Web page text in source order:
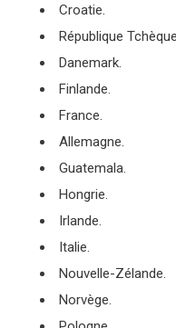
Croatie.
République
Danemark.
Finlande.
France.
Allemagne.
Guatemala.
Hongrie.
Irlande.
Italie.
Nouvelle-Zélande.
Norvège.